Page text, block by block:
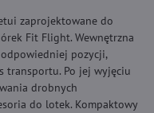
zaprojektowane do
Fit Flight. Wewnętrzna
pozycji,
transportu. Po jej wyjęciu
drobnych
do lotek. Kompaktowy